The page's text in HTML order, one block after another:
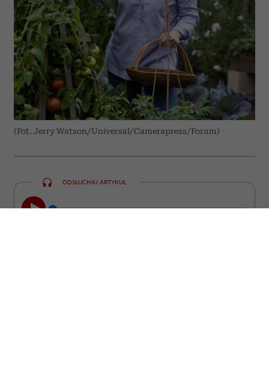
(Fot. Jerry Watson/Universal/Camerapress/Forum)
ODSŁUCHAJ ARTYKUŁ